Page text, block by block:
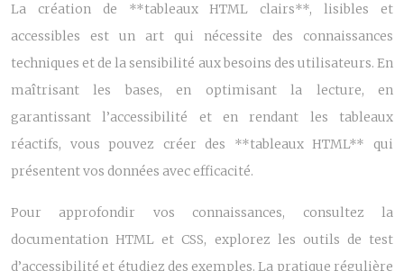
La création de **tableaux HTML clairs**, lisibles et
accessibles est un art qui nécessite des connaissances
techniques et de la sensibilité aux besoins des utilisateurs. En
maîtrisant les bases, en optimisant la lecture, en
garantissant l’accessibilité et en rendant les tableaux
réactifs, vous pouvez créer des **tableaux HTML** qui
présentent vos données avec efficacité.
Pour approfondir vos connaissances, consultez la
documentation HTML et CSS, explorez les outils de test
d’accessibilité et étudiez des exemples. La pratique régulière